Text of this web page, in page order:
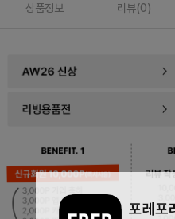
상품정보 리뷰(0)